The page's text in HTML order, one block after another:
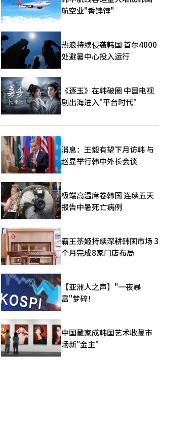
航空业"香饽饽"
热浪持续侵袭韩国 首尔4000
处避暑中心投入运行
《逐玉》在韩破圈 中国电视
剧出海进入"平台时代"
消息：王毅有望下月访韩 与
赵显举行韩中外长会谈
极端高温席卷韩国 连续五天
报告中暑死亡病例
霸王茶姬持续深耕韩国市场 3
个月完成8家门店布局
【亚洲人之声】"一夜暴
富"梦碎！
中国藏家成韩国艺术收藏市
场新"金主"